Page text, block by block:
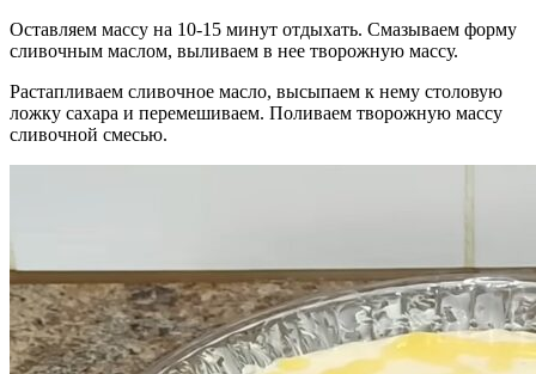
Оставляем массу на 10-15 минут отдыхать. Смазываем форму
сливочным маслом, выливаем в нее творожную массу.
Растапливаем сливочное масло, высыпаем к нему столовую
ложку сахара и перемешиваем. Поливаем творожную массу
сливочной смесью.